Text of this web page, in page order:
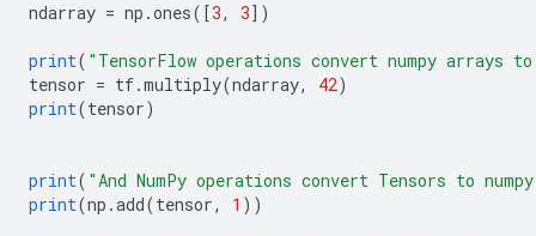
ndarray = np .ones([3, 3])
print( "TensorFlow operations convert numpy arrays
tensor = tf.multiply(ndarray, 42)
print(tensor)
print( "And NumPy operations convert Tensors to
print(np .add(tensor, 1 ))